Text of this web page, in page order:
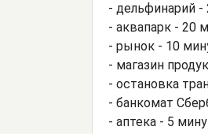
- дельфинарий -
- аквапарк - 20
- рынок - 10
- магазин
- остановка
- банкомат
- аптека - 5